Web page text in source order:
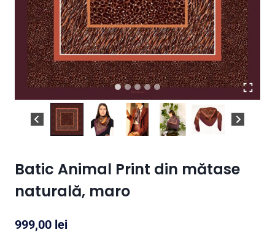
Batic Animal Print din mătase
naturală, maro
999,00 lei